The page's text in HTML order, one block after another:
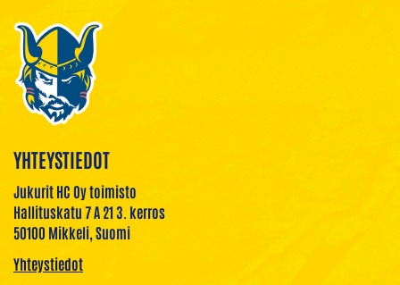
YHTEYSTIEDOT
Jukurit HC Oy toimisto
Hallituskatu 7 A 21 3. kerros
50100 Mikkeli, Suomi
Yhteystiedot